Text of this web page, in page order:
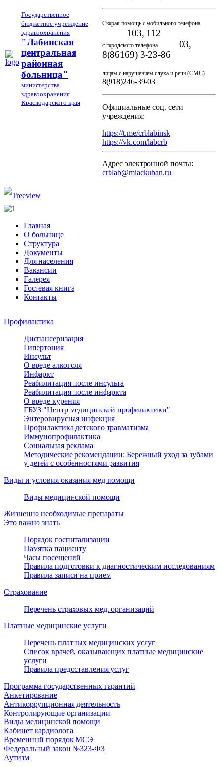
Государственное
бюджетное учреждение
здравоохранения
"Лабинская
центральная
районная
больница"
министерства
здравоохранения
Краснодарского края
Скорая помощь с мобильного телефона
103, 112
с городского телефона
03,
8(86169) 3-23-86
лицам с нарушением слуха и речи (СМС)
8(918)246-39-03
Официальные соц. сети
учреждения:
https://t.me/crblabinsk
https://vk.com/labcrb
Адрес электронной почты:
crblab@miackuban.ru
Главная
О больнице
Структура
Документы
Для населения
Вакансии
Галерея
Гостевая книга
Контакты
Профилактика
Диспансеризация
Гипертония
Инсульт
О вреде алкоголя
Инфаркт
Реабилитация после инсульта
Реабилитация после инфаркта
О вреде курения
ГБУЗ "Центр медицинской профилактики"
Энтеровирусная инфекция
Профилактика детского травматизма
Иммунопрофилактика
Социальная реклама
Методические рекомендации: Бережный уход за зубами
у детей с особенностями развития
Виды и условия оказания мед помощи
Виды медицинской помощи
Жизненно необходимые препараты
Это важно знать
Порядок госпитализации
Памятка пациенту
Часы посещений
Правила подготовки к диагностическим исследованиям
Правила записи на прием
Страхование
Перечень страховых мед. организаций
Платные медицинские услуги
Перечень платных медицинских услуг
Список врачей, оказывающих платные медицинские
услуги
Правила предоставления услуг
Программа государственных гарантий
Анкетирование
Антикоррупционная деятельность
Контролирующие организации
Виды медицинской помощи
Кабинет кардиолога
Временный порядок МСЭ
Федеральный закон №323-ФЗ
Аутизм